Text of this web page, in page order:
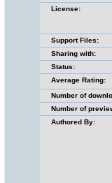
License:
Support Files:
Sharing with:
Status:
Average Rating:
Number of
Number of
Authored By: